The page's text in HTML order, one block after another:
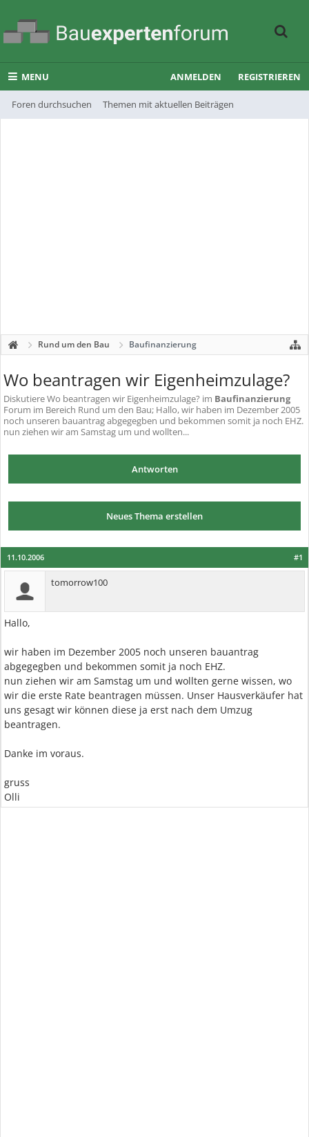
MENU
Foren durchsuchen Themen mit aktuellen Beiträgen
ANMELDEN REGISTRIEREN
Rund um den Bau Baufinanzierung
Wo beantragen wir Eigenheimzulage?
DiskutiereWo beantragen wir Eigenheimzulage? im Baufinanzierung
Forum im Bereich Rund um den Bau; Hallo, wir haben im Dezember 2005
noch unseren bauantrag abgegegben und bekommen somit ja noch EHZ.
nun ziehen wir am Samstag um und wollten...
Antworten
Neues Thema erstellen
#1
11.10.2006
tomorrow100
Hallo,
wir haben im Dezember 2005 noch unseren bauantrag
abgegegben und bekommen somit ja noch EHZ.
nun ziehen wir am Samstag um und wollten gerne wissen, wo
wir die erste Rate beantragen müssen. Unser Hausverkäufer hat
uns gesagt wir können diese ja erst nach dem Umzug
beantragen.
Danke im voraus.
gruss
Olli